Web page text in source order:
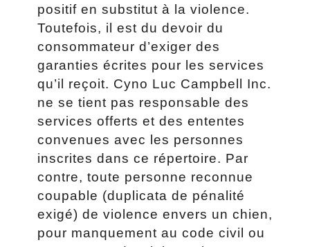
positif en substitut à la violence.
Toutefois, il est du devoir du
consommateur d’exiger des
garanties écrites pour les services
qu’il reçoit. Cyno Luc Campbell Inc.
ne se tient pas responsable des
services offerts et des ententes
convenues avec les personnes
inscrites dans ce répertoire. Par
contre, toute personne reconnue
coupable (duplicata de pénalité
exigé) de violence envers un chien,
pour manquement au code civil ou